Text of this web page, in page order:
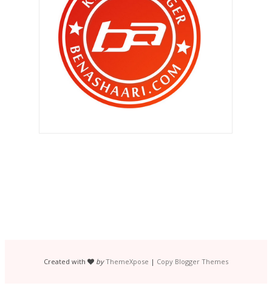
Berbaloi beli gadget / mainan untuk
anak ?
Abang sakat adik ! Adik sakat ?
Layan Cream-O Tart sambil blogging
!
Created with by ThemeXpose | Copy Blogger Themes